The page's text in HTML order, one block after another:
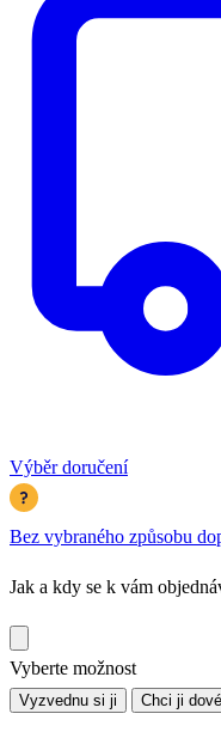
Výběr doručení
Bez vybraného způsobu
Jak a kdy se k vám
Vyberte možnost
Vyzvednu si ji Chci ji